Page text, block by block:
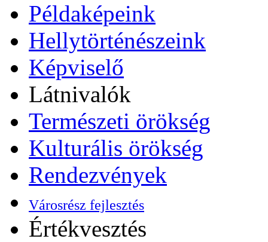
Példaképeink
Hellytörténészeink
Képviselő
Látnivalók
Természeti örökség
Kulturális örökség
Rendezvények
Városrész fejlesztés
Értékvesztés